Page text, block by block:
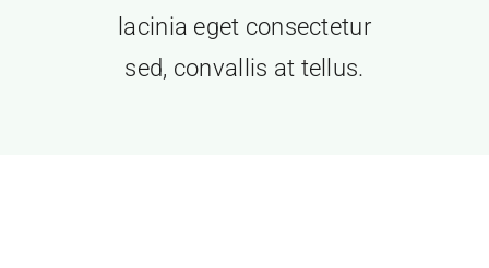
lacinia eget consectetur
sed, convallis at tellus.